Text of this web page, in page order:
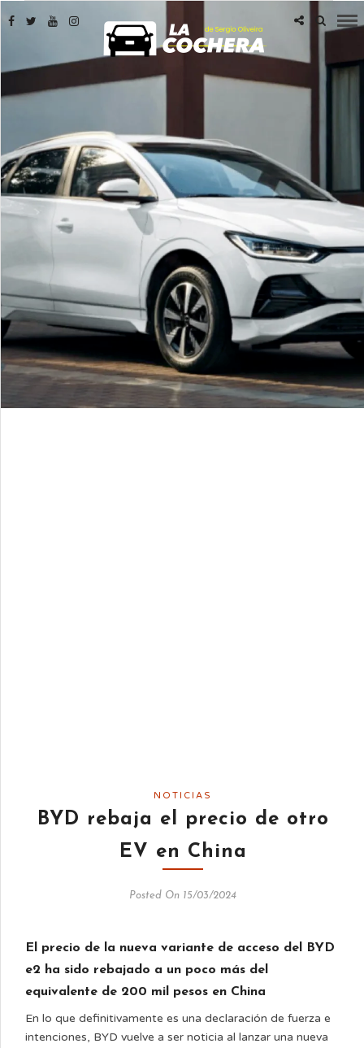
NOTICIAS
BYD rebaja el precio de otro
EV en China
Posted On 15/03/2024
El precio de la nueva variante de acceso del BYD
e2 ha sido rebajado a un poco más del
equivalente de 200 mil pesos en China
En lo que definitivamente es una declaración de fuerza e
intenciones, BYD vuelve a ser noticia al lanzar una nueva